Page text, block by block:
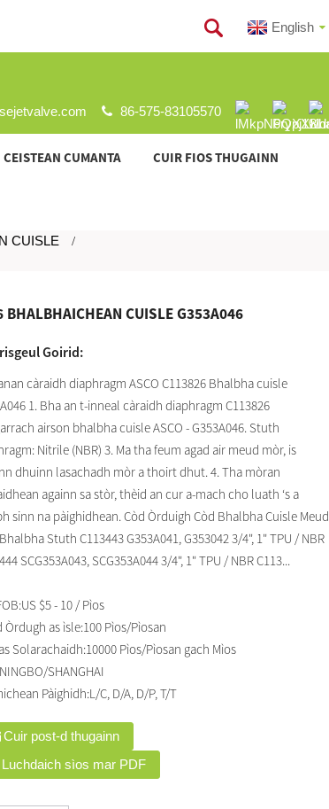
English
86-575-83105570
CEISTEAN CUMANTA CUIR FIOS THUGAINN
CUISLE
BHALBHAICHEAN CUISLE G353A046
Goirid:
càraidh diaphragm ASCO C113826 Bhalbha cuisle
1. Bha an t-inneal càraidh diaphragm C113826
airson bhalbha cuisle ASCO - G353A046. Stuth
Nitrile (NBR) 3. Ma tha feum agad air meud mòr, is
dhuinn lasachadh mòr a thoirt dhut. 4. Tha mòran
againn sa stòr, thèid an cur a-mach cho luath ‘s a
sinn na pàighidhean. Còd Òrduigh Còd Bhalbha Cuisle Meud
Stuth C113443 G353A041, G353042 3/4", 1" TPU / NBR
SCG353A043, SCG353A044 3/4", 1" TPU / NBR C113...
US $5 - 10 / Pìos
Òrdugh as ìsle:100 Pìos/Pìosan
Solarachaidh:10000 Pìos/Pìosan gach Mìos
SHANGHAI
Pàighidh:L/C, D/A, D/P, T/T
Cuir post-d thugainn
Luchdaich sìos mar PDF